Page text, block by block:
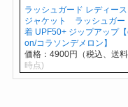
ラッシュガード レディー
ジャケット ラッシュガー
着 UPF50+ ジップアップ
on/コラソンデメロン】
価格：4900円（税込、送
時点)